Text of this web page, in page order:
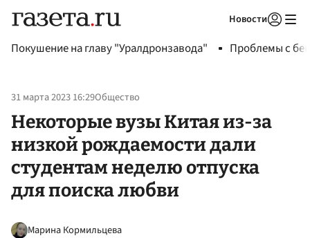
Новости
Покушение на главу "Уралдронзавода" Проблемы с
31 марта 2023 16:29Общество
Некоторые вузы Китая из-за
низкой рождаемости дали
студентам неделю отпуска
для поиска любви
Марина Кормильцева